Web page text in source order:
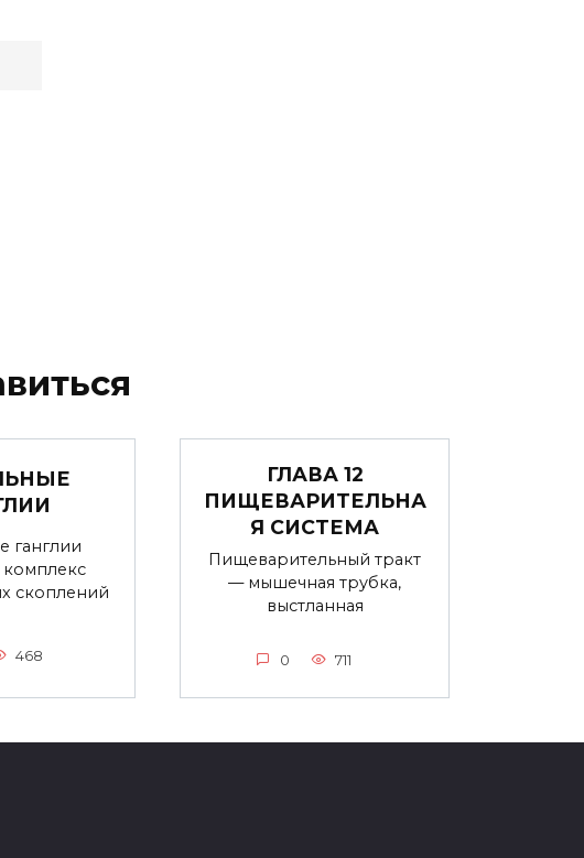
ганглии
скоплений
468
ГЛАВА 12
ПИЩЕВАРИТЕЛЬНА
Я СИСТЕМА
Пищеварительный тракт
— мышечная трубка,
выстланная
0 711